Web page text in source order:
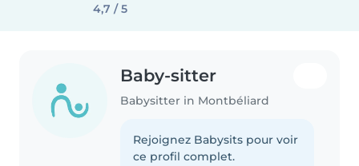
4,7 / 5
Baby-sitter
Babysitter in Montbéliard
Rejoignez Babysits pour voir
ce profil complet.